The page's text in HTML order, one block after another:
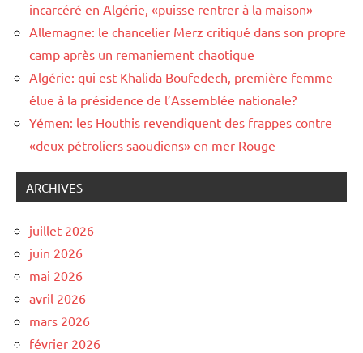
incarcéré en Algérie, «puisse rentrer à la maison»
Allemagne: le chancelier Merz critiqué dans son propre
camp après un remaniement chaotique
Algérie: qui est Khalida Boufedech, première femme
élue à la présidence de l’Assemblée nationale?
Yémen: les Houthis revendiquent des frappes contre
«deux pétroliers saoudiens» en mer Rouge
ARCHIVES
juillet 2026
juin 2026
mai 2026
avril 2026
mars 2026
février 2026